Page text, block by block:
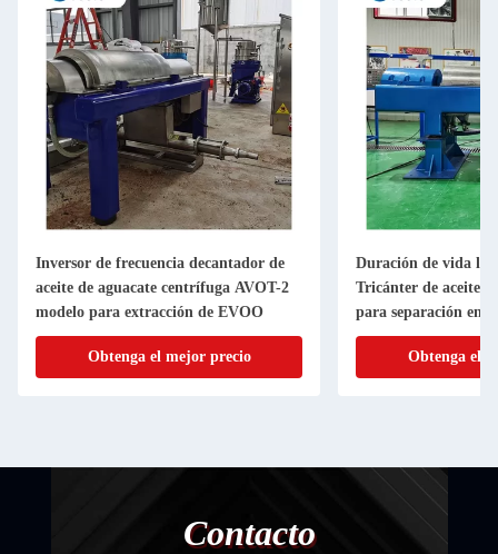
Inversor de frecuencia decantador de
aceite de aguacate centrífuga AVOT-2
modelo para extracción de EVOO
Obtenga el mejor precio
Duración de vida
Tricánter de aceite
para separación en 3
Obtenga el
Contacto